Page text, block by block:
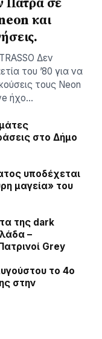
και
Δεν
του ’80 για να
τους Neon
ήχο…
στο Δήμο
υποδέχεται
μαγεία» του
της dark
–
Grey
το 4ο
στην